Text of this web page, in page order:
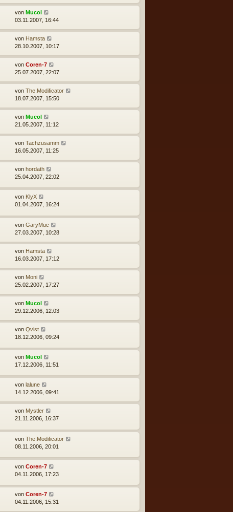
von Mucol
03.11.2007, 16:44
von Hamsta
28.10.2007, 10:17
von Coren-7
25.07.2007, 22:07
von The.Modificator
18.07.2007, 15:50
von Mucol
21.05.2007, 11:12
von Tachzusamm
16.05.2007, 11:25
von hordath
25.04.2007, 22:02
von KlyX
01.04.2007, 16:24
von GaryMuc
27.03.2007, 10:28
von Hamsta
16.03.2007, 17:12
von Moni
25.02.2007, 17:27
von Mucol
29.12.2006, 12:03
von Qvist
18.12.2006, 09:24
von Mucol
17.12.2006, 11:51
von lalune
14.12.2006, 09:41
von Mystler
21.11.2006, 16:37
von The.Modificator
08.11.2006, 20:01
von Coren-7
04.11.2006, 17:23
von Coren-7
04.11.2006, 15:31